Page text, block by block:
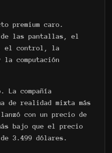
premium caro.
de las pantallas, el
el control, la
computación
La compañía
de realidad mixta más
con un precio de
bajo que el precio
3.499 dólares.
DERECHOS
de